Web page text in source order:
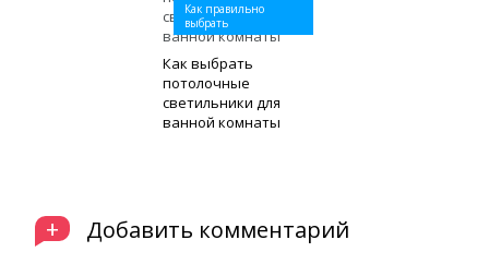
Как правильно
выбрать
Как выбрать
потолочные
светильники для
ванной комнаты
+ Добавить комментарий